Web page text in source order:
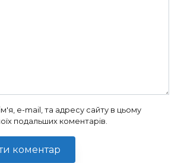
e-mail, та адресу сайту в цьому
подальших коментарів.